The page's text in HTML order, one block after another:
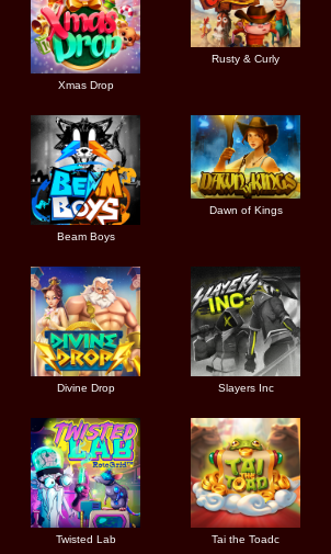
Xmas Drop
Rusty & Curly
Beam Boys
Dawn of Kings
Divine Drop Slayers Inc
Twisted Lab Tai the Toadc